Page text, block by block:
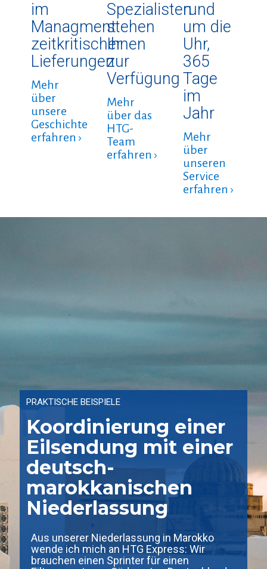
im
Managment
zeitkritischer
Lieferungen
Mehr
über
unsere
Geschichte
erfahren ›
Spezialisten
stehen
Ihnen
zur
Verfügung
Mehr
über das
HTG-
Team
erfahren ›
rund
um die
Uhr,
365
Tage
im
Jahr
Mehr
über
unseren
Service
erfahren ›
PRAKTISCHE BEISPIELE
Koordinierung einer
Eilsendung mit einer
deutsch-
marokkanischen
Niederlassung
Aus unserer Niederlassung in Marokko
wende ich mich an HTG Express: Wir
brauchen einen Sprinter für einen